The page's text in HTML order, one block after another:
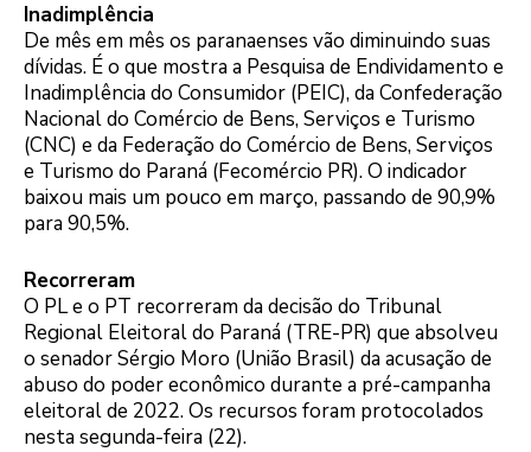
Inadimplência
De mês em mês os paranaenses vão diminuindo suas
dívidas. É o que mostra a Pesquisa de Endividamento e
Inadimplência do Consumidor (PEIC), da Confederação
Nacional do Comércio de Bens, Serviços e Turismo
(CNC) e da Federação do Comércio de Bens, Serviços
e Turismo do Paraná (Fecomércio PR). O indicador
baixou mais um pouco em março, passando de 90,9%
para 90,5%.
Recorreram
O PL e o PT recorreram da decisão do Tribunal
Regional Eleitoral do Paraná (TRE-PR) que absolveu
o senador Sérgio Moro (União Brasil) da acusação de
abuso do poder econômico durante a pré-campanha
eleitoral de 2022. Os recursos foram protocolados
nesta segunda-feira (22).